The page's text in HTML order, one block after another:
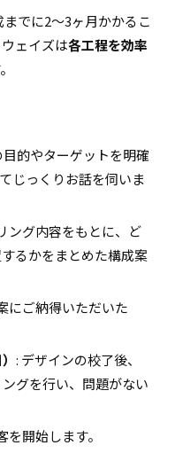
でに2〜3ヶ月かかるこ
ェイズは各工程を効率
目的やターゲットを明確
じっくりお話を伺いま
ング内容をもとに、ど
るかをまとめた構成案
にご納得いただいた
: デザインの校了後、
グを行い、問題がない
開始します。